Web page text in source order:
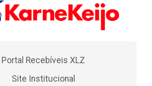
Portal Recebíveis XLZ
Site Institucional